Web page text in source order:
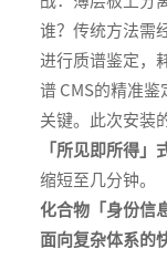
谁？传统方法需
进行质谱鉴定，
谱 CMS的精准
关键。此次安装
「所见即所得」
缩短至几分钟。
化合物「身份信
面向复杂体系的